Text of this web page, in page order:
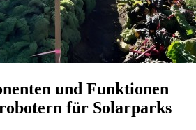
und Funktionen
für Solarparks